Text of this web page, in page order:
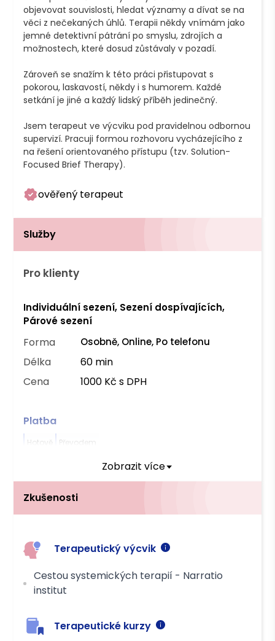
objevovat souvislosti, hledat významy a dívat se na
věci z nečekaných úhlů. Terapii někdy vnímám jako
jemné detektivní pátrání po smyslu, zdrojích a
možnostech, které dosud zůstávaly v pozadí.
Zároveň se snažím k této práci přistupovat s
pokorou, laskavostí, někdy i s humorem. Každé
setkání je jiné a každý lidský příběh jedinečný.
Jsem terapeut ve výcviku pod pravidelnou odbornou
supervizí. Pracuji formou rozhovoru vycházejícího z
na řešení orientovaného přístupu (tzv. Solution-
Focused Brief Therapy).
ověřený terapeut
Služby
Pro klienty
Individuální sezení, Sezení dospívajících,
Párové sezení
Forma Osobně, Online, Po telefonu
Délka
60 min
Cena
1000 Kč s DPH
Platba
Hotově Převodem
Zobrazit více
Zkušenosti
Terapeutický výcvik
Cestou systemických terapií - Narratio
institut
Terapeutické kurzy